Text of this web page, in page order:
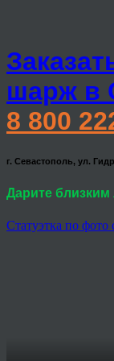
шарж в
8 800
г. Севастополь, ул.
Дарите близким
Статуэтка по фото